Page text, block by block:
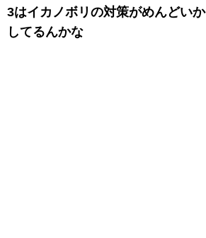
3はイカノボリの対策がめんどい
してるんかな